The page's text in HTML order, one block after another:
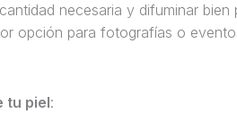
necesaria y difuminar
opción para fotografías o
tu piel: